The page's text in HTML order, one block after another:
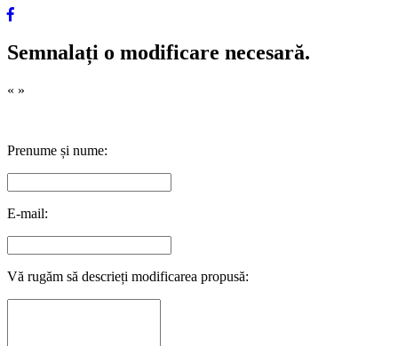
Semnalați o modificare necesară.
« »
Prenume și nume:
E-mail:
Vă rugăm să descrieți modificarea propusă: